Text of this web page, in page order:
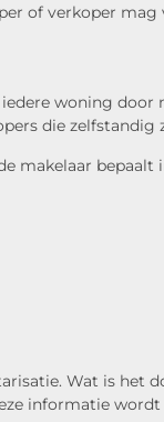
of verkoper mag
woning
die zelfstandig
makelaar
Wat is het
informatie